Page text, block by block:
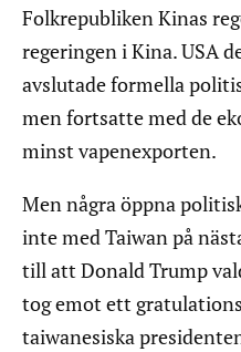
Folkrepubliken Kinas
regeringen i Kina. USA
avslutade formella
men fortsatte med de
minst vapenexporten.
Men några öppna
inte med Taiwan på
till att Donald Trump
tog emot ett
taiwanesiska